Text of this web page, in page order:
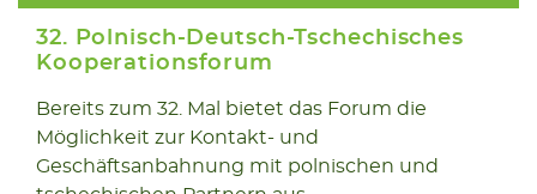
2025
32. Polnisch-Deutsch-Tschechisches
Kooperationsforum
Bereits zum 32. Mal bietet das Forum die
Möglichkeit zur Kontakt- und
Geschäftsanbahnung mit polnischen und